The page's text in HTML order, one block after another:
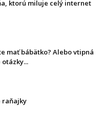
ktorú miluje celý internet
mať bábätko? Alebo vtipná
raňajky